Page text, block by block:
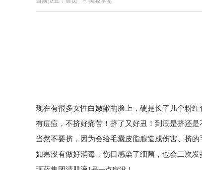
现在有很多女性白嫩嫩的脸上，硬是长了几个粉
有痘痘 ， 不挤好痛苦！挤了又好丑！到底是挤还是
当然不要挤，因为会给毛囊皮脂腺造成伤害。挤
如果没有做好消毒，伤口感染了细菌，也会二次发